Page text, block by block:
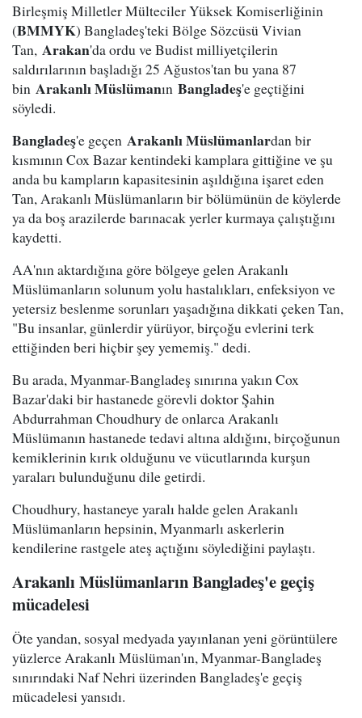
Birleşmiş Milletler Mülteciler Yüksek Komiserliğinin
(BMMYK) Bangladeş'teki Bölge Sözcüsü Vivian
Tan, Arakan'da ordu ve Budist milliyetçilerin
saldırılarının başladığı 25 Ağustos'tan bu yana 87
bin Arakanlı Müslümanın Bangladeş'e geçtiğini
söyledi.
Bangladeş'e geçen Arakanlı Müslümanlardan bir
kısmının Cox Bazar kentindeki kamplara gittiğine ve şu
anda bu kampların kapasitesinin aşıldığına işaret eden
Tan, Arakanlı Müslümanların bir bölümünün de köylerde
ya da boş arazilerde barınacak yerler kurmaya çalıştığını
kaydetti.
AA'nın aktardığına göre bölgeye gelen Arakanlı
Müslümanların solunum yolu hastalıkları, enfeksiyon ve
yetersiz beslenme sorunları yaşadığına dikkati çeken Tan,
"Bu insanlar, günlerdir yürüyor, birçoğu evlerini terk
ettiğinden beri hiçbir şey yememiş." dedi.
Bu arada, Myanmar-Bangladeş sınırına yakın Cox
Bazar'daki bir hastanede görevli doktor Şahin
Abdurrahman Choudhury de onlarca Arakanlı
Müslümanın hastanede tedavi altına aldığını, birçoğunun
kemiklerinin kırık olduğunu ve vücutlarında kurşun
yaraları bulunduğunu dile getirdi.
Choudhury, hastaneye yaralı halde gelen Arakanlı
Müslümanların hepsinin, Myanmarlı askerlerin
kendilerine rastgele ateş açtığını söylediğini paylaştı.
Arakanlı Müslümanların Bangladeş'e geçiş
mücadelesi
Öte yandan, sosyal medyada yayınlanan yeni görüntülere
yüzlerce Arakanlı Müslüman'ın, Myanmar-Bangladeş
sınırındaki Naf Nehri üzerinden Bangladeş'e geçiş
mücadelesi yansıdı.